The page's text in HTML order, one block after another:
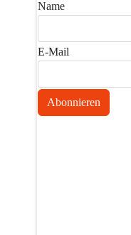
Name
E-Mail
Abonnieren